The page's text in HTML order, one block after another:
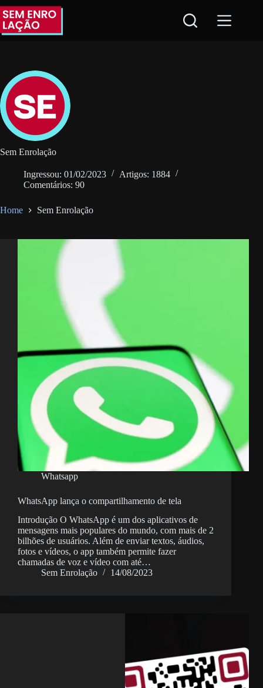
Pular
para
conteúdo
Sem Enrolação
Ingressou: 01/02/2023
Artigos: 1884
Comentários: 90
Home Sem Enrolação
Whatsapp
WhatsApp lança o compartilhamento de tela
Introdução O WhatsApp é um dos aplicativos de
mensagens mais populares do mundo, com mais de 2
bilhões de usuários. Além de enviar textos, áudios,
fotos e vídeos, o app também permite fazer
chamadas de voz e vídeo com até…
Sem Enrolação
14/08/2023